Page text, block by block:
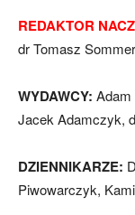
REDAKTOR
dr Tomasz Sommer
WYDAWCY: Adam
Jacek Adamczyk,
DZIENNIKARZE:
Piwowarczyk,